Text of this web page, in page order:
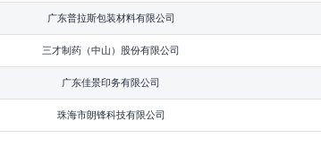
广东普拉斯包装材料有限公司
三才制药（中山）股份有限公司
广东佳景印务有限公司
珠海市朗锋科技有限公司